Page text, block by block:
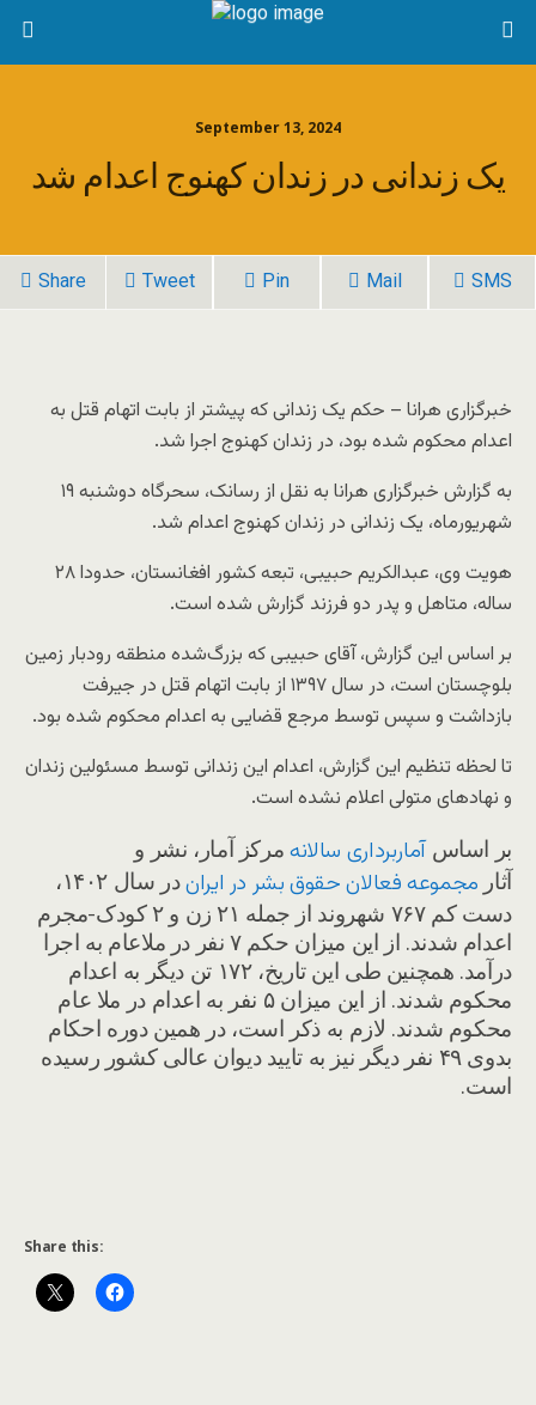
September 13, 2024
یک زندانی در زندان کهنوج اعدام شد
Share Tweet Pin Mail SMS
خبرگزاری هرانا – حکم یک زندانی که پیشتر از بابت اتهام قتل به
اعدام محکوم شده بود، در زندان کهنوج اجرا شد.
به گزارش خبرگزاری هرانا به نقل از رسانک، سحرگاه دوشنبه ۱۹
شهریورماه، یک زندانی در زندان کهنوج اعدام شد.
هویت وی، عبدالکریم حبیبی، تبعه کشور افغانستان، حدودا ۲۸
ساله، متاهل و پدر دو فرزند گزارش شده است.
بر اساس این گزارش، آقای حبیبی که بزرگ‌شده منطقه رودبار زمین
بلوچستان است، در سال ۱۳۹۷ از بابت اتهام قتل در جیرفت
بازداشت و سپس توسط مرجع قضایی به اعدام محکوم شده بود.
تا لحظه تنظیم این گزارش، اعدام این زندانی توسط مسئولین زندان
و نهادهای متولی اعلام نشده است.
بر اساس آماربرداری سالانه مرکز آمار، نشر و
آثار مجموعه فعالان حقوق بشر در ایران
در سال ۱۴۰۲،
دست کم ۷۶۷ شهروند از جمله ۲۱ زن و ۲ کودک-مجرم
اعدام شدند. از این میزان حکم ۷ نفر در ملاعام به اجرا
درآمد. همچنین طی این تاریخ، ۱۷۲ تن دیگر به اعدام
محکوم شدند. از این میزان ۵ نفر به اعدام در ملا عام
محکوم شدند. لازم به ذکر است، در همین دوره احکام
بدوی ۴۹ نفر دیگر نیز به تایید دیوان عالی کشور رسیده
است.
Share this: